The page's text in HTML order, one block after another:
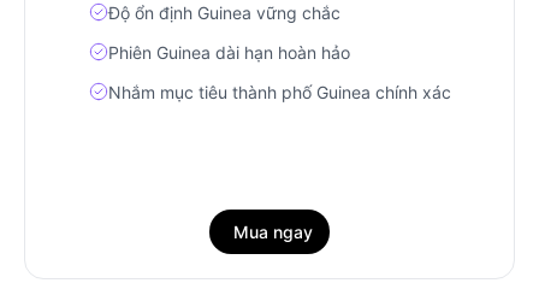
Độ ổn định Guinea vững chắc
Phiên Guinea dài hạn hoàn hảo
Nhắm mục tiêu thành phố Guinea chính xác
Mua ngay